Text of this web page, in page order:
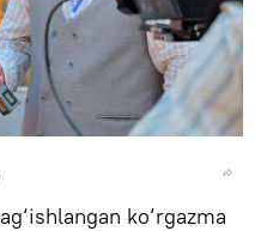
ko‘rgazma